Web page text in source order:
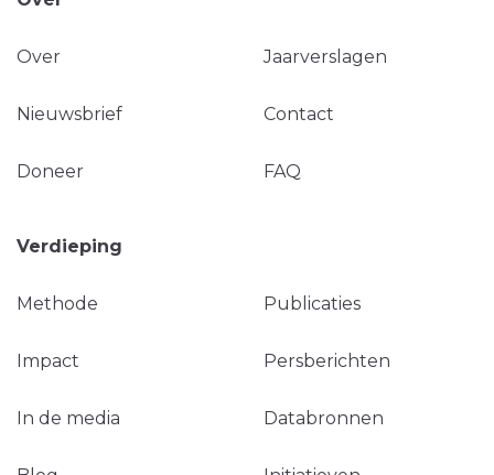
Over Jaarverslagen
Nieuwsbrief Contact
Doneer FAQ
Verdieping
Methode Publicaties
Impact Persberichten
In de media Databronnen